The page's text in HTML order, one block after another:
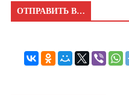
ОТПРАВИТЬ В…